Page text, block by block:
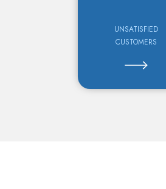
UNSATISFIED
CUSTOMERS